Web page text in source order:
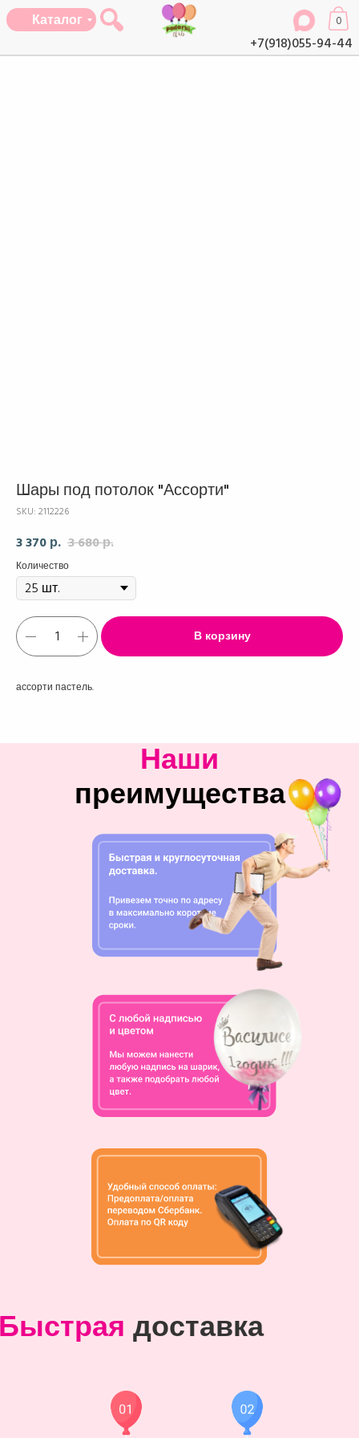
+7(918)055-94-44
0
Каталог
Шары под потолок "Ассорти"
SKU: 2112226
3 370 р. 3 680р.
Количество
В корзину
ассорти пастель.
Наши
преимущества
доставка